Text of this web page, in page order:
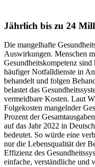
Jährlich bis zu 24
Die mangelhafte
Auswirkungen. Menschen
Gesundheitskompetenz
häufiger Notfalldienste in
behandelt und folgen
belastet das
vermeidbare Kosten. Laut
Folgekosten mangelnder
Prozent der
auf das Jahr 2022 in
bedeutet. So würde eine
nur die Lebensqualität der
Effizienz des
einfache, verständliche und